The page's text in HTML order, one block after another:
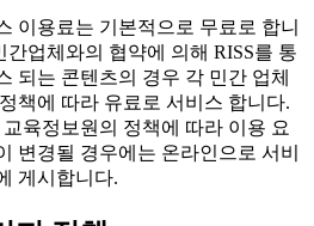
이용료는 기본적으로 무료로 합니
간업체와의 협약에 의해 RISS를 통
되는 콘텐츠의 경우 각 민간 업체
책에 따라 유료로 서비스 합니다.
육정보원의 정책에 따라 이용 요
변경될 경우에는 온라인으로 서비
게시합니다.